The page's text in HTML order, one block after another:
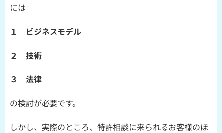
には
１ ビジネスモデル
２ 技術
３ 法律
の検討が必要です。
しかし、実際のところ、特許相談に来られるお客様のほ